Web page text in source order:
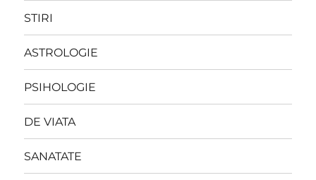
STIRI
ASTROLOGIE
PSIHOLOGIE
DE VIATA
SANATATE